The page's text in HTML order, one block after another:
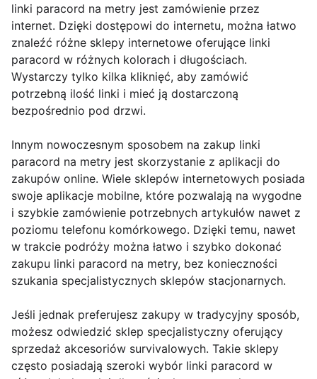
linki paracord na metry jest zamówienie przez
internet. Dzięki dostępowi do internetu, można łatwo
znaleźć różne sklepy internetowe oferujące linki
paracord w różnych kolorach i długościach.
Wystarczy tylko kilka kliknięć, aby zamówić
potrzebną ilość linki i mieć ją dostarczoną
bezpośrednio pod drzwi.
Innym nowoczesnym sposobem na zakup linki
paracord na metry jest skorzystanie z aplikacji do
zakupów online. Wiele sklepów internetowych posiada
swoje aplikacje mobilne, które pozwalają na wygodne
i szybkie zamówienie potrzebnych artykułów nawet z
poziomu telefonu komórkowego. Dzięki temu, nawet
w trakcie podróży można łatwo i szybko dokonać
zakupu linki paracord na metry, bez konieczności
szukania specjalistycznych sklepów stacjonarnych.
Jeśli jednak preferujesz zakupy w tradycyjny sposób,
możesz odwiedzić sklep specjalistyczny oferujący
sprzedaż akcesoriów survivalowych. Takie sklepy
często posiadają szeroki wybór linki paracord w